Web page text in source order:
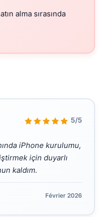
alma sırasında
5/5
iPhone kurulumu,
için duyarlı
kaldım.
Février 2026